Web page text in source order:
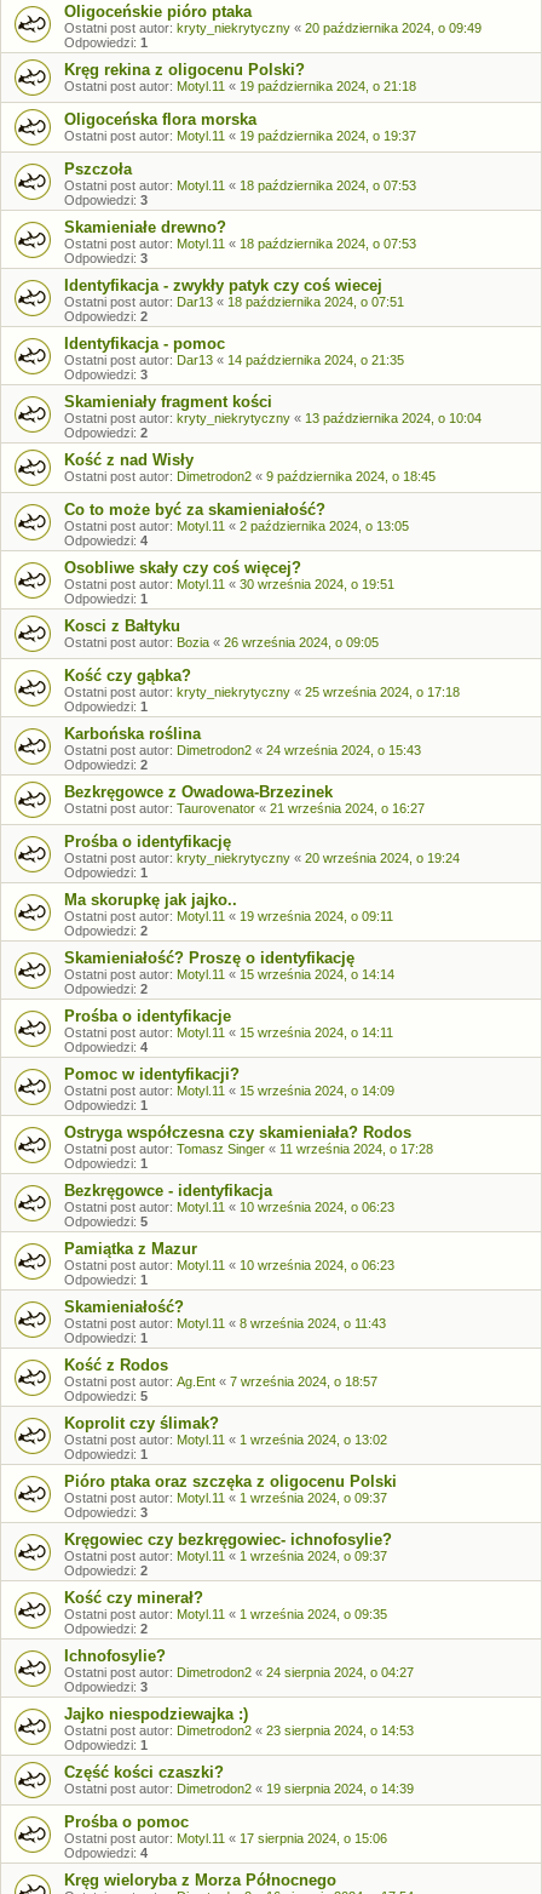
Oligoceńskie pióro ptaka
Ostatni post autor: kryty_niekrytyczny « 20 października 2024, o 09:49
Odpowiedzi: 1
Kręg rekina z oligocenu Polski?
Ostatni post autor: Motyl.11 « 19 października 2024, o 21:18
Oligoceńska flora morska
Ostatni post autor: Motyl.11 « 19 października 2024, o 19:37
Pszczoła
Ostatni post autor: Motyl.11 « 18 października 2024, o 07:53
Odpowiedzi: 3
Skamieniałe drewno?
Ostatni post autor: Motyl.11 « 18 października 2024, o 07:53
Odpowiedzi: 3
Identyfikacja - zwykły patyk czy coś wiecej
Ostatni post autor: Dar13 « 18 października 2024, o 07:51
Odpowiedzi: 2
Identyfikacja - pomoc
Ostatni post autor: Dar13 « 14 października 2024, o 21:35
Odpowiedzi: 3
Skamieniały fragment kości
Ostatni post autor: kryty_niekrytyczny « 13 października 2024, o 10:04
Odpowiedzi: 2
Kość z nad Wisły
Ostatni post autor: Dimetrodon2 « 9 października 2024, o 18:45
Co to może być za skamieniałość?
Ostatni post autor: Motyl.11 « 2 października 2024, o 13:05
Odpowiedzi: 4
Osobliwe skały czy coś więcej?
Ostatni post autor: Motyl.11 « 30 września 2024, o 19:51
Odpowiedzi: 1
Kosci z Bałtyku
Ostatni post autor: Bozia « 26 września 2024, o 09:05
Kość czy gąbka?
Ostatni post autor: kryty_niekrytyczny « 25 września 2024, o 17:18
Odpowiedzi: 1
Karbońska roślina
Ostatni post autor: Dimetrodon2 « 24 września 2024, o 15:43
Odpowiedzi: 2
Bezkręgowce z Owadowa-Brzezinek
Ostatni post autor: Taurovenator « 21 września 2024, o 16:27
Prośba o identyfikację
Ostatni post autor: kryty_niekrytyczny « 20 września 2024, o 19:24
Odpowiedzi: 1
Ma skorupkę jak jajko..
Ostatni post autor: Motyl.11 « 19 września 2024, o 09:11
Odpowiedzi: 2
Skamieniałość? Proszę o identyfikację
Ostatni post autor: Motyl.11 « 15 września 2024, o 14:14
Odpowiedzi: 2
Prośba o identyfikacje
Ostatni post autor: Motyl.11 « 15 września 2024, o 14:11
Odpowiedzi: 4
Pomoc w identyfikacji?
Ostatni post autor: Motyl.11 « 15 września 2024, o 14:09
Odpowiedzi: 1
Ostryga współczesna czy skamieniała? Rodos
Ostatni post autor: Tomasz Singer « 11 września 2024, o 17:28
Odpowiedzi: 1
Bezkręgowce - identyfikacja
Ostatni post autor: Motyl.11 « 10 września 2024, o 06:23
Odpowiedzi: 5
Pamiątka z Mazur
Ostatni post autor: Motyl.11 « 10 września 2024, o 06:23
Odpowiedzi: 1
Skamieniałość?
Ostatni post autor: Motyl.11 « 8 września 2024, o 11:43
Odpowiedzi: 1
Kość z Rodos
Ostatni post autor: Ag.Ent « 7 września 2024, o 18:57
Odpowiedzi: 5
Koprolit czy ślimak?
Ostatni post autor: Motyl.11 « 1 września 2024, o 13:02
Odpowiedzi: 1
Pióro ptaka oraz szczęka z oligocenu Polski
Ostatni post autor: Motyl.11 « 1 września 2024, o 09:37
Odpowiedzi: 3
Kręgowiec czy bezkręgowiec- ichnofosylie?
Ostatni post autor: Motyl.11 « 1 września 2024, o 09:37
Odpowiedzi: 2
Kość czy minerał?
Ostatni post autor: Motyl.11 « 1 września 2024, o 09:35
Odpowiedzi: 2
Ichnofosylie?
Ostatni post autor: Dimetrodon2 « 24 sierpnia 2024, o 04:27
Odpowiedzi: 3
Jajko niespodziewajka :)
Ostatni post autor: Dimetrodon2 « 23 sierpnia 2024, o 14:53
Odpowiedzi: 1
Część kości czaszki?
Ostatni post autor: Dimetrodon2 « 19 sierpnia 2024, o 14:39
Prośba o pomoc
Ostatni post autor: Motyl.11 « 17 sierpnia 2024, o 15:06
Odpowiedzi: 4
Kręg wieloryba z Morza Północnego